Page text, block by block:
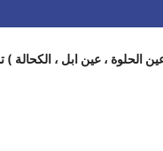
الحلوة ، عين ابل ، الكحالة )